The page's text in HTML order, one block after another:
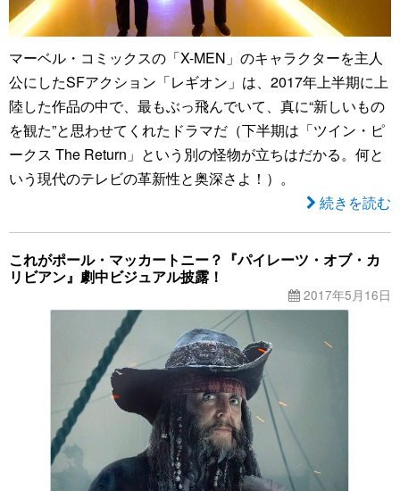
マーベル・コミックスの「X-MEN」のキャラクターを主人
公にしたSFアクション「レギオン」は、2017年上半期に上
陸した作品の中で、最もぶっ飛んでいて、真に“新しいもの
を観た”と思わせてくれたドラマだ（下半期は「ツイン・ピ
ークス The Return」という別の怪物が立ちはだかる。何と
いう現代のテレビの革新性と奥深さよ！）。
続きを読む
これがポール・マッカートニー？『パイレーツ・オブ・カ
リビアン』劇中ビジュアル披露！
2017年5月16日